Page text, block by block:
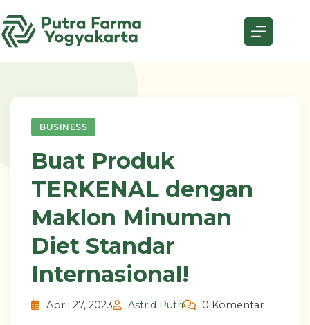
to
content
BUSINESS
Buat Produk
TERKENAL dengan
Maklon Minuman
Diet Standar
Internasional!
April 27, 2023 Astrid Putri 0 Komentar